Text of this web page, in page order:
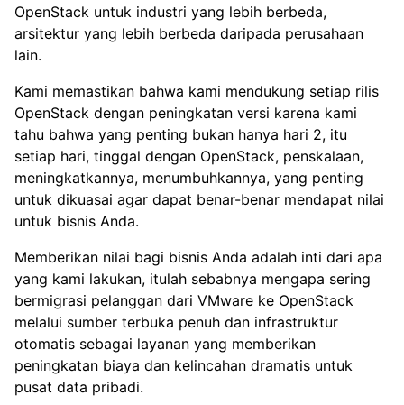
OpenStack untuk industri yang lebih berbeda,
arsitektur yang lebih berbeda daripada perusahaan
lain.
Kami memastikan bahwa kami mendukung setiap rilis
OpenStack dengan peningkatan versi karena kami
tahu bahwa yang penting bukan hanya hari 2, itu
setiap hari, tinggal dengan OpenStack, penskalaan,
meningkatkannya, menumbuhkannya, yang penting
untuk dikuasai agar dapat benar-benar mendapat nilai
untuk bisnis Anda.
Memberikan nilai bagi bisnis Anda adalah inti dari apa
yang kami lakukan, itulah sebabnya mengapa sering
bermigrasi pelanggan dari VMware ke OpenStack
melalui sumber terbuka penuh dan infrastruktur
otomatis sebagai layanan yang memberikan
peningkatan biaya dan kelincahan dramatis untuk
pusat data pribadi.